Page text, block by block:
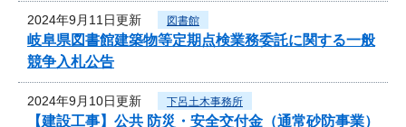
2024年9月11日更新 図書館
岐阜県図書館建築物等定期点検業務委託に関する一般
競争入札公告
2024年9月10日更新 下呂土木事務所
【建設工事】公共 防災・安全交付金（通常砂防事業）